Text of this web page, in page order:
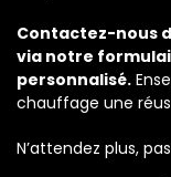
Contactez-nous
via notre
personnalisé.
chauffage une
N’attendez plus,